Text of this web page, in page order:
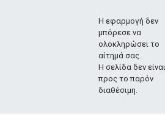
Η εφαρμογή δεν
μπόρεσε να
ολοκληρώσει το
αίτημά σας.
Η σελίδα δεν είναι
προς το παρόν
διαθέσιμη.